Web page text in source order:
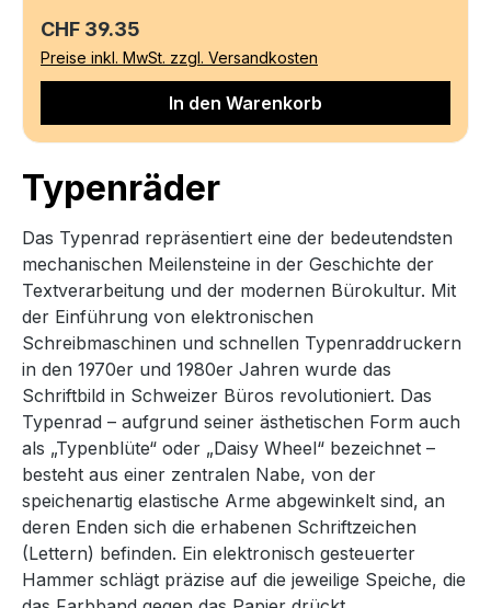
Regulärer Preis:
CHF 39.35
Preise inkl. MwSt. zzgl. Versandkosten
In den Warenkorb
Typenräder
Das Typenrad repräsentiert eine der bedeutendsten
mechanischen Meilensteine in der Geschichte der
Textverarbeitung und der modernen Bürokultur. Mit
der Einführung von elektronischen
Schreibmaschinen und schnellen Typenraddruckern
in den 1970er und 1980er Jahren wurde das
Schriftbild in Schweizer Büros revolutioniert. Das
Typenrad – aufgrund seiner ästhetischen Form auch
als „Typenblüte“ oder „Daisy Wheel“ bezeichnet –
besteht aus einer zentralen Nabe, von der
speichenartig elastische Arme abgewinkelt sind, an
deren Enden sich die erhabenen Schriftzeichen
(Lettern) befinden. Ein elektronisch gesteuerter
Hammer schlägt präzise auf die jeweilige Speiche, die